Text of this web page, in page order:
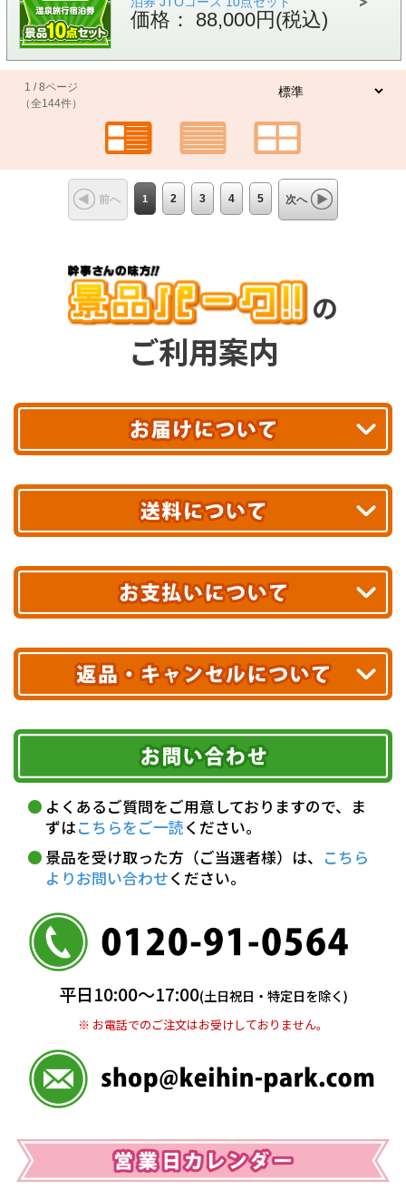
価格： 88,000円(税込)
1 / 8ページ
（全144件）
前へ 1 2 3 4 5 次へ
の
ご利用案内
最短翌日お届け!
あす着エリアが対象です。
エリアやお届け日の確認はこちら▶
※ 配送業者による配送遅延が生じる可能性がございます。
※ 沖縄・離島はお届けできません。
送料無料!
10,000円未満 全国一律1,100円(税込)
配送業者
ヤマト運輸
お届け可能時間帯
午前中 14～16時
16～18時
18～20時
19～21時 指定なし
クレジットカード
代金引換(現金のみ)
5,000円未満…330円(税込)
銀行振込(前払い)
普通 7263489
＜口座名＞ カ）ディースタイル
※ 振込み手数料お客様ご負担。
期限を含むルール（条件）や、お客様にご負担い
ただく費用がございます。
詳しくはこちら▶
よくあるご質問をご用意しておりますので、ま
ずはこちらをご一読ください。
景品を受け取った方（ご当選者様）は、
こちら
よりお問い合わせください。
平日10:00〜17:00(土日祝日・特定日を除く)
※ お電話でのご注文はお受けしておりません。